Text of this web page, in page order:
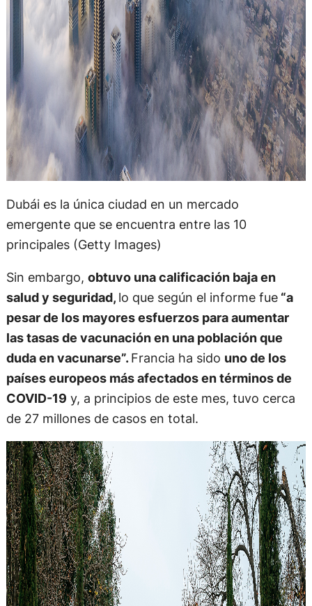
Dubái es la única ciudad en un mercado
emergente que se encuentra entre las 10
principales (Getty Images)
Sin embargo, obtuvo una calificación baja en
salud y seguridad, lo que según el informe fue“a
pesar de los mayores esfuerzos para aumentar
las tasas de vacunación en una población que
duda en vacunarse”.Francia ha sido uno de los
países europeos más afectados en términos de
COVID-19 y, a principios de este mes, tuvo cerca
de 27 millones de casos en total.